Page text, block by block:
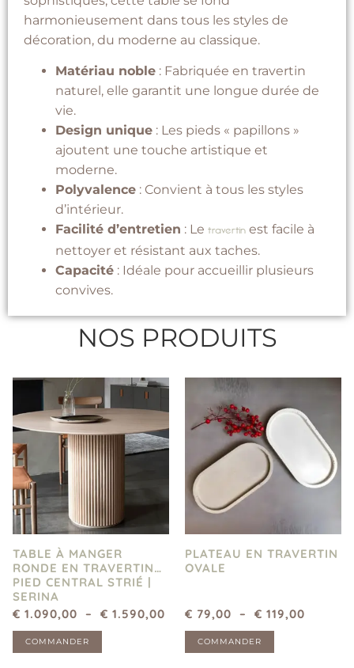
harmonieusement dans tous les styles de
décoration, du moderne au classique.
Matériau noble : Fabriquée en travertin
naturel, elle garantit une longue durée de
vie.
Design unique : Les pieds « papillons »
ajoutent une touche artistique et
moderne.
Polyvalence : Convient à tous les styles
d’intérieur.
Facilité d’entretien : Le travertin est facile à
nettoyer et résistant aux taches.
Capacité : Idéale pour accueillir plusieurs
convives.
NOS PRODUITS
TABLE À MANGER
RONDE EN TRAVERTIN
PIED CENTRAL STRIÉ |
SERINA
€ 1.090,00 – € 1.590,00
COMMANDER
PLATEAU EN TRAVERTIN
OVALE
€ 79,00 – € 119,00
COMMANDER